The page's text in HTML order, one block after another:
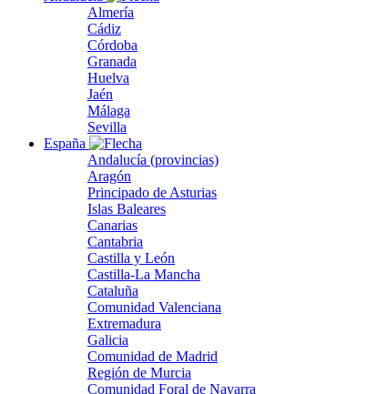
Almería
Cádiz
Córdoba
Granada
Huelva
Jaén
Málaga
Sevilla
España
Andalucía (provincias)
Aragón
Principado de Asturias
Islas Baleares
Canarias
Cantabria
Castilla y León
Castilla-La Mancha
Cataluña
Comunidad Valenciana
Extremadura
Galicia
Comunidad de Madrid
Región de Murcia
Comunidad Foral de Navarra